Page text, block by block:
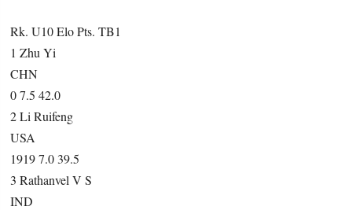
Rk. U10 Elo Pts. TB1
1 Zhu Yi
CHN
0 7.5 42.0
2 Li Ruifeng
USA
1919 7.0 39.5
3 Rathanvel V S
IND